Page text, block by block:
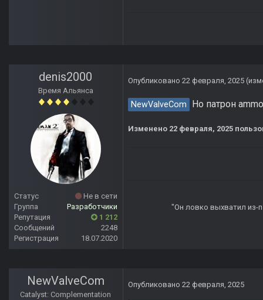
denis2000
Время Альянса
Статус
Не в сети
Группа
Разработчики
Репутация
1 212
Сообщений
2248
Регистрация
18.07.2020
Опубликовано 22 февраля, 2025
NewValveCom Но патрон
Изменено 22 февраля, 2025
"Он ловко выхватил из-
NewValveCom
Catalyst: Complementation
Опубликовано 22 февраля, 2025